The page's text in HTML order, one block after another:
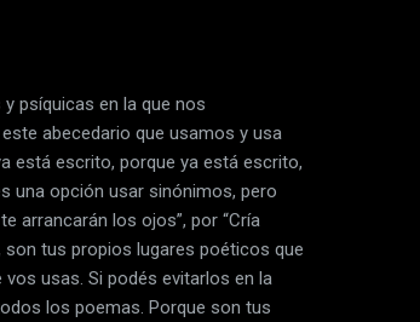
psíquicas en la que nos
abecedario que usamos y usa
está escrito, porque ya está escrito,
una opción usar sinónimos, pero
arrancarán los ojos”, por “Cría
son tus propios lugares poéticos que
usas. Si podés evitarlos en la
los poemas. Porque son tus